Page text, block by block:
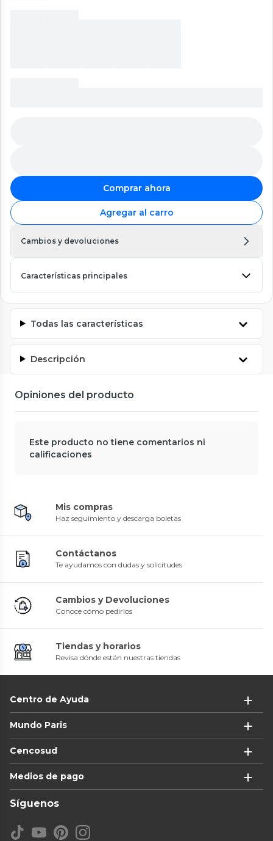
Comprar ahora
Agregar al carro
Cambios y devoluciones
Características principales
Todas las características
Descripción
Opiniones del producto
Este producto no tiene comentarios ni
calificaciones
Mis compras
Haz seguimiento y descarga boletas
Contáctanos
Te ayudamos con dudas y solicitudes
Cambios y Devoluciones
Conoce cómo pedirlos
Tiendas y horarios
Revisa dónde están nuestras tiendas
Centro de Ayuda
Mundo Paris
Cencosud
Medios de pago
Síguenos